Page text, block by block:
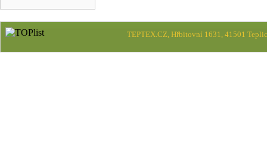
TEPTEX.CZ, Hřbitovní 1631, 41501